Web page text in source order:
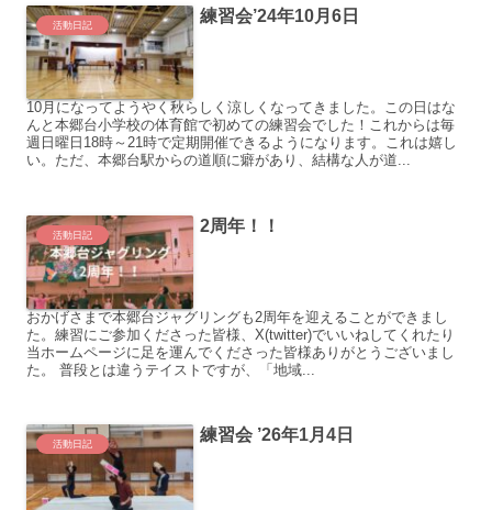
活動日記 練習会’24年10月6日
10月になってようやく秋らしく涼しくなってきました。この日はな
んと本郷台小学校の体育館で初めての練習会でした！これからは毎
週日曜日18時～21時で定期開催できるようになります。これは嬉し
い。ただ、本郷台駅からの道順に癖があり、結構な人が道...
活動日記 2周年！！
おかげさまで本郷台ジャグリングも2周年を迎えることができまし
た。練習にご参加くださった皆様、X(twitter)でいいねしてくれたり
当ホームページに足を運んでくださった皆様ありがとうございまし
た。 普段とは違うテイストですが、「地域...
活動日記 練習会 ’26年1月4日